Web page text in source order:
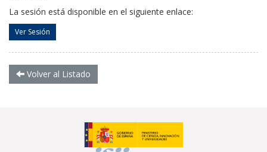
La sesión está disponible en el siguiente enlace:
Ver Sesión
Volver al Listado